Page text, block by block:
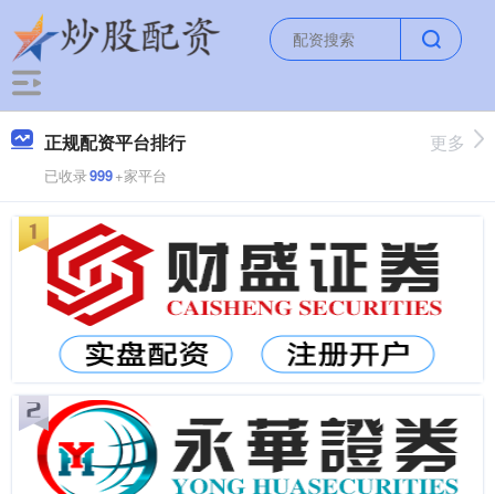
正规配资平台排行
已收录999+家平台
更多